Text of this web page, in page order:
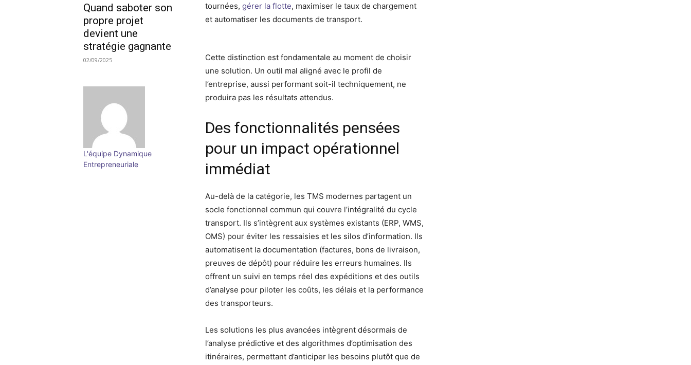
Quand saboter son
propre projet
devient une
stratégie gagnante
02/09/2025
L'équipe Dynamique
Entrepreneuriale
tournées,gérer la flotte, maximiser le taux de chargement
et automatiser les documents de transport.
Cette distinction est fondamentale au moment de choisir
une solution. Un outil mal aligné avec le profil de
l’entreprise, aussi performant soit-il techniquement, ne
produira pas les résultats attendus.
Des fonctionnalités pensées
pour un impact opérationnel
immédiat
Au-delà de la catégorie, les TMS modernes partagent un
socle fonctionnel commun qui couvre l’intégralité du cycle
transport. Ils s’intègrent aux systèmes existants (ERP, WMS,
OMS) pour éviter les ressaisies et les silos d’information. Ils
automatisent la documentation (factures, bons de livraison,
preuves de dépôt) pour réduire les erreurs humaines. Ils
offrent un suivi en temps réel des expéditions et des outils
d’analyse pour piloter les coûts, les délais et la performance
des transporteurs.
Les solutions les plus avancées intègrent désormais de
l’analyse prédictive et des algorithmes d’optimisation des
itinéraires, permettant d’anticiper les besoins plutôt que de